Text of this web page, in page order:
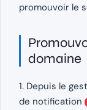
promouvoir le
domaine
1. Depuis le
de notification